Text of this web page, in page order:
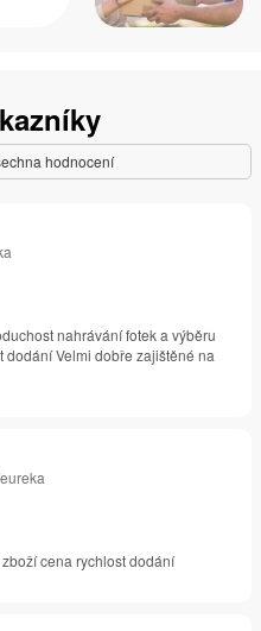
hodnocení
nahrávání fotek a výběru
Velmi dobře zajištěné na
cena rychlost dodání